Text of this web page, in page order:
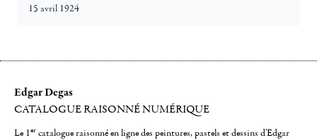
15 avril 1924
Edgar Degas
CATALOGUE RAISONNÉ NUMÉRIQUE
Le 1er catalogue raisonné en ligne des peintures, pastels et dessins d'Edgar